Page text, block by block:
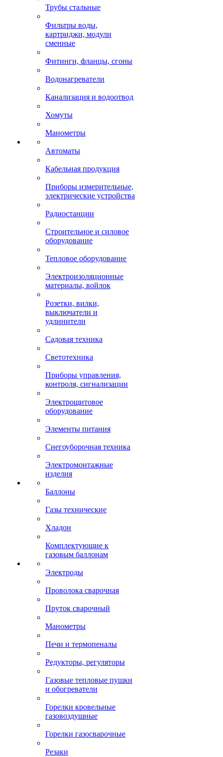
Трубы стальные
Фильтры воды,
картриджи, модули
сменные
Фитинги, фланцы, сгоны
Водонагреватели
Канализация и водоотвод
Хомуты
Манометры
Автоматы
Кабельная продукция
Приборы измерительные,
электрические устройства
Радиостанции
Строительное и силовое
оборудование
Тепловое оборудование
Электроизоляционные
материалы, войлок
Розетки, вилки,
выключатели и
удлинители
Садовая техника
Светотехника
Приборы управления,
контроля, сигнализации
Электрощитовое
оборудование
Элементы питания
Снегоуборочная техника
Электромонтажные
изделия
Баллоны
Газы технические
Хладон
Комплектующие к
газовым баллонам
Электроды
Проволока сварочная
Пруток сварочный
Манометры
Печи и термопеналы
Редукторы, регуляторы
Газовые тепловые пушки
и обогреватели
Горелки кровельные
газовоздушные
Горелки газосварочные
Резаки